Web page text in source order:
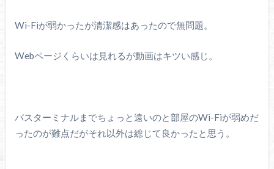
Wi-Fiが弱かったが清潔感はあったので無問題。
Webページくらいは見れるが動画はキツい感じ。
バスターミナルまでちょっと遠いのと部屋のWi-Fiが弱めだ
ったのが難点だがそれ以外は総じて良かったと思う。